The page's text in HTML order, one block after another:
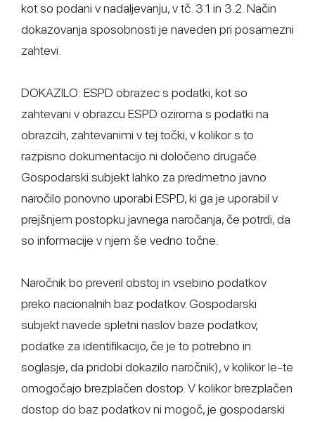
kot so podani v nadaljevanju, v tč. 3.1 in 3.2. Način
dokazovanja sposobnosti je naveden pri posamezni
zahtevi.
DOKAZILO: ESPD obrazec s podatki, kot so
zahtevani v obrazcu ESPD oziroma s podatki na
obrazcih, zahtevanimi v tej točki, v kolikor s to
razpisno dokumentacijo ni določeno drugače.
Gospodarski subjekt lahko za predmetno javno
naročilo ponovno uporabi ESPD, ki ga je uporabil v
prejšnjem postopku javnega naročanja, če potrdi, da
so informacije v njem še vedno točne.
Naročnik bo preveril obstoj in vsebino podatkov
preko nacionalnih baz podatkov. Gospodarski
subjekt navede spletni naslov baze podatkov,
podatke za identifikacijo, če je to potrebno in
soglasje, da pridobi dokazilo naročnik), v kolikor le-te
omogočajo brezplačen dostop. V kolikor brezplačen
dostop do baz podatkov ni mogoč, je gospodarski